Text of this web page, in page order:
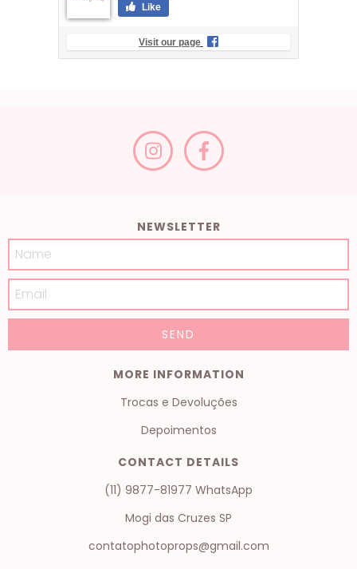
Like
Visit our page
NEWSLETTER
MORE INFORMATION
Trocas e Devoluções
Depoimentos
CONTACT DETAILS
(11) 9877-81977 WhatsApp
Mogi das Cruzes SP
contatophotoprops@gmail.com